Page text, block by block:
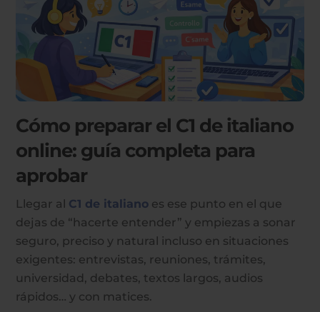
Cómo preparar el C1 de italiano
online: guía completa para
aprobar
Llegar al C1 de italiano es ese punto en el que
dejas de “hacerte entender” y empiezas a sonar
seguro, preciso y natural incluso en situaciones
exigentes: entrevistas, reuniones, trámites,
universidad, debates, textos largos, audios
rápidos… y con matices.